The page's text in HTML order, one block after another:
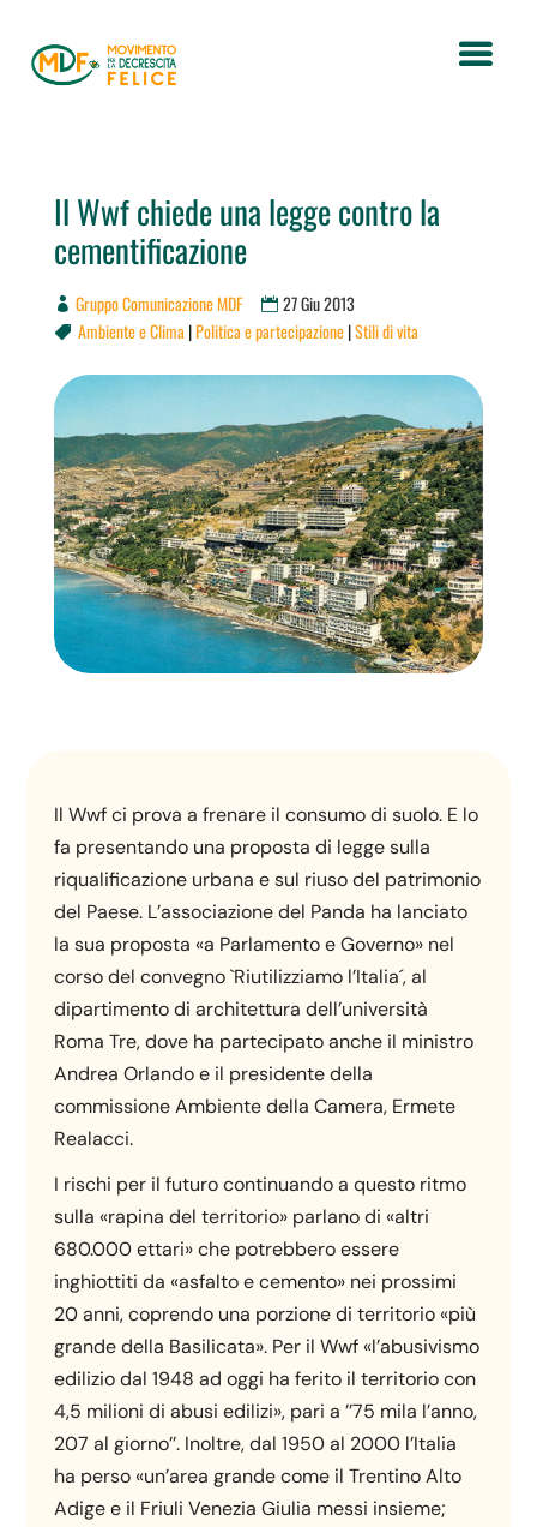
Il Wwf chiede una legge contro la
cementificazione
Gruppo Comunicazione MDF 27 Giu 2013
 Ambiente e Clima |Politica e partecipazione|Stili di vita
Il Wwf ci prova a frenare il consumo di suolo. E lo
fa presentando una proposta di legge sulla
riqualificazione urbana e sul riuso del patrimonio
del Paese. L’associazione del Panda ha lanciato
la sua proposta «a Parlamento e Governo» nel
corso del convegno `Riutilizziamo l’Italia´, al
dipartimento di architettura dell’università
Roma Tre, dove ha partecipato anche il ministro
Andrea Orlando e il presidente della
commissione Ambiente della Camera, Ermete
Realacci.
I rischi per il futuro continuando a questo ritmo
sulla «rapina del territorio» parlano di «altri
680.000 ettari» che potrebbero essere
inghiottiti da «asfalto e cemento» nei prossimi
20 anni, coprendo una porzione di territorio «più
grande della Basilicata». Per il Wwf «l’abusivismo
edilizio dal 1948 ad oggi ha ferito il territorio con
4,5 milioni di abusi edilizi», pari a ’’75 mila l’anno,
207 al giorno’’. Inoltre, dal 1950 al 2000 l’Italia
ha perso «un’area grande come il Trentino Alto
Adige e il Friuli Venezia Giulia messi insieme;